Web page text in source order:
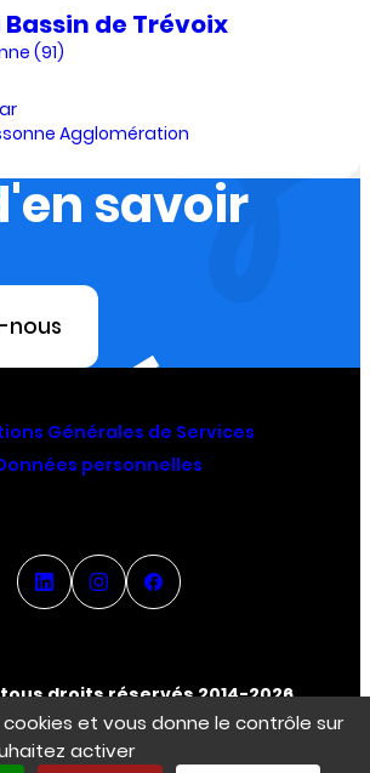
de Trévoix
(91)
Agglomération
savoir
nous
Générales de Services
personnelles
droits réservés 2014-2026
Espace Créateur
et vous donne le contrôle sur
activer